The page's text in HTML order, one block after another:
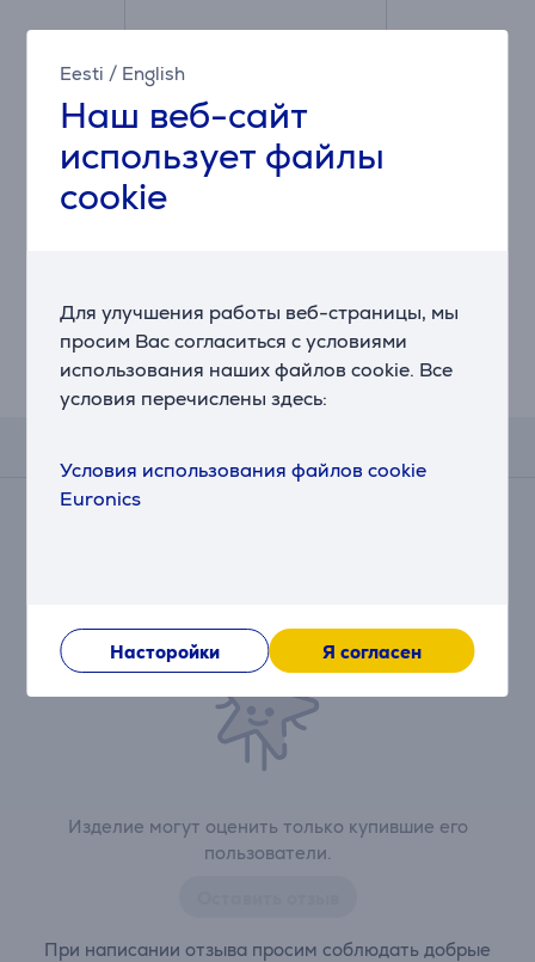
Eesti / English
Наш веб-сайт
использует файлы
cookie
Для улучшения работы веб-страницы, мы
просим Вас согласиться с условиями
использования наших файлов cookie. Все
условия перечислены здесь:
Условия использования файлов cookie
Euronics
Насторойки Я согласен
Угольный фильтр для
Цена:
27.99 €
Отзывы
Изделие могут оценить только купившие его
пользователи.
При написании отзыва просим соблюдать добрые